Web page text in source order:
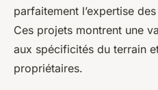
parfaitement l’expertise
Ces projets montrent une
aux spécificités du terrain
propriétaires.